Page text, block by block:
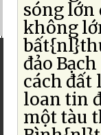
sóng lớn
không
đảo
cách đất
loan tin
một tàu